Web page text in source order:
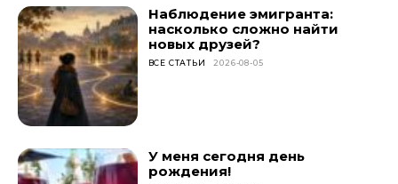
Наблюдение эмигранта:
насколько сложно найти
новых друзей?
ВСЕ СТАТЬИ 2026-08-05
У меня сегодня день
рождения!